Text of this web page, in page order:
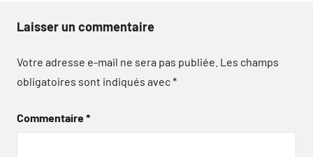
Laisser un commentaire
Votre adresse e-mail ne sera pas publiée. Les champs
obligatoires sont indiqués avec*
Commentaire*